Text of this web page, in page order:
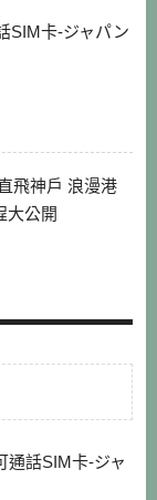
SIM卡-ジャパン
飛神戶 浪漫港
大公開
通話SIM卡-ジャ